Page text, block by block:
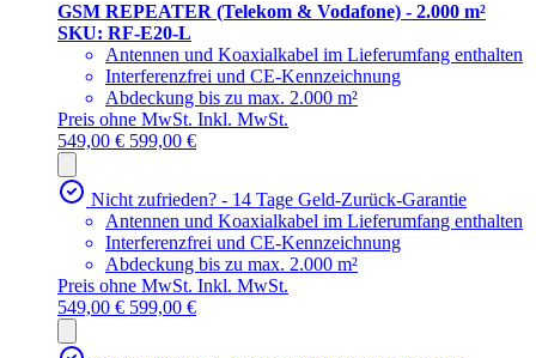
GSM REPEATER (Telekom & Vodafone) - 2.000 m²
SKU: RF-E20-L
Antennen und Koaxialkabel im Lieferumfang enthalten
Interferenzfrei und CE-Kennzeichnung
Abdeckung bis zu max. 2.000 m²
Preis ohne MwSt. Inkl. MwSt.
549,00 € 599,00 €
Nicht zufrieden? - 14 Tage Geld-Zurück-Garantie
Antennen und Koaxialkabel im Lieferumfang enthalten
Interferenzfrei und CE-Kennzeichnung
Abdeckung bis zu max. 2.000 m²
Preis ohne MwSt. Inkl. MwSt.
549,00 € 599,00 €